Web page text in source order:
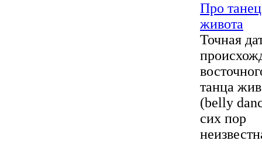
Про танец
живота
Точная
танца
(belly
сих пор